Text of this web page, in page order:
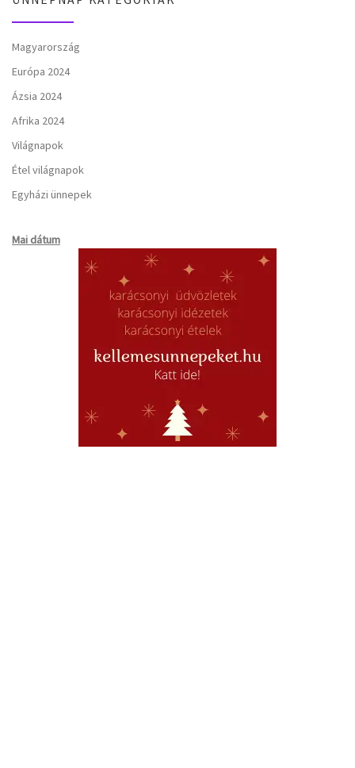
Magyarország
Európa 2024
Ázsia 2024
Afrika 2024
Világnapok
Étel világnapok
Egyházi ünnepek
Mai dátum